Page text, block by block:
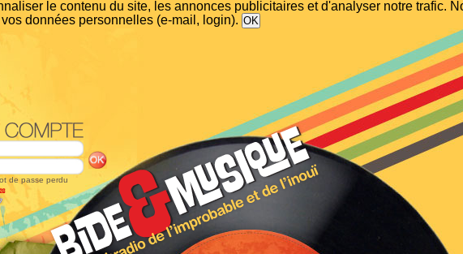
le contenu du site, les annonces publicitaires et d'analyser notre trafic.
données personnelles (e-mail, login).
de passe perdu